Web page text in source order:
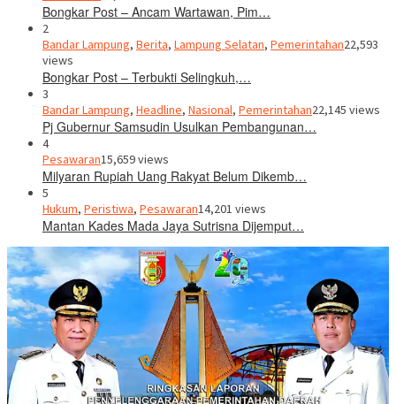
Bongkar Post – Ancam Wartawan, Pim…
2
Bandar Lampung, Berita, Lampung Selatan, Pemerintahan22,593
views
Bongkar Post – Terbukti Selingkuh,…
3
Bandar Lampung, Headline, Nasional, Pemerintahan22,145 views
Pj Gubernur Samsudin Usulkan Pembangunan…
4
Pesawaran15,659 views
Milyaran Rupiah Uang Rakyat Belum Dikemb…
5
Hukum, Peristiwa, Pesawaran14,201 views
Mantan Kades Mada Jaya Sutrisna Dijemput…